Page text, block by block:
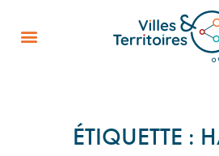
ÉTIQUETTE :